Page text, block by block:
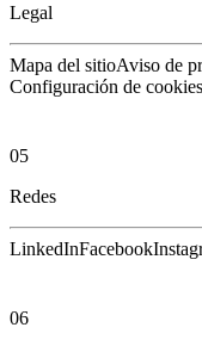
Legal
Mapa del sitioAviso de
Configuración de cookies
05
Redes
LinkedInFacebook
06